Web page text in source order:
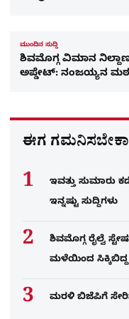
ಮುಂದಿನ ಸುದ್ದಿ
ಶಿವಮೊಗ್ಗ ವಿಮಾನ
ಅಪ್ಡೇಟ್​: ನಂಜಯ್ಯನ ಮಠ
ಈಗ
ಇವತ್ತು ಸುಮಾರು
ಇನ್ನಷ್ಟು ಸುದ್ದಿಗಳು
ಶಿವಮೊಗ್ಗ ರೈಲ್ವೆ
ಮಳೆಯಿಂದ
ಮರಳಿ ಬಿಜೆಪಿಗೆ